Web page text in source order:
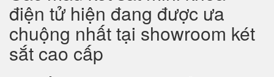
điện tử hiện đang được ưa
chuộng nhất tại showroom két
sắt cao cấp